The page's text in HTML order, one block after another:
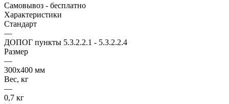
Самовывоз - бесплатно
Характеристики
Стандарт
—
ДОПОГ пункты 5.3.2.2.1 - 5.3.2.2.4
Размер
—
300х400 мм
Вес, кг
—
0,7 кг